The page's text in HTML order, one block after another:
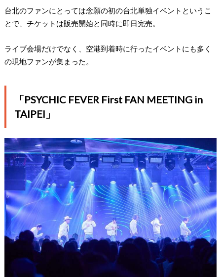
台北のファンにとっては念願の初の台北単独イベントというこ
とで、チケットは販売開始と同時に即日完売。
ライブ会場だけでなく、空港到着時に行ったイベントにも多く
の現地ファンが集まった。
「PSYCHIC FEVER First FAN MEETING in
TAIPEI」